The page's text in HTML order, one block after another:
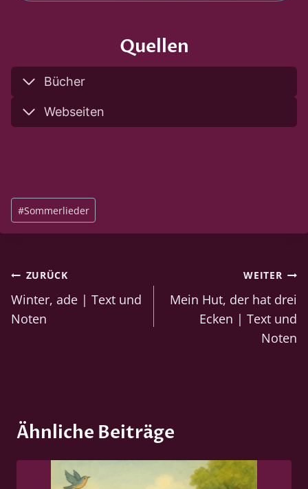
Quellen
Bücher
Webseiten
S
c
a
g
w
#Sommerlieder
Beitragsnavigation
ZURÜCK
Winter, ade | Text und
Noten
WEITER
Mein Hut, der hat drei
Ecken | Text und
Noten
Ähnliche Beiträge